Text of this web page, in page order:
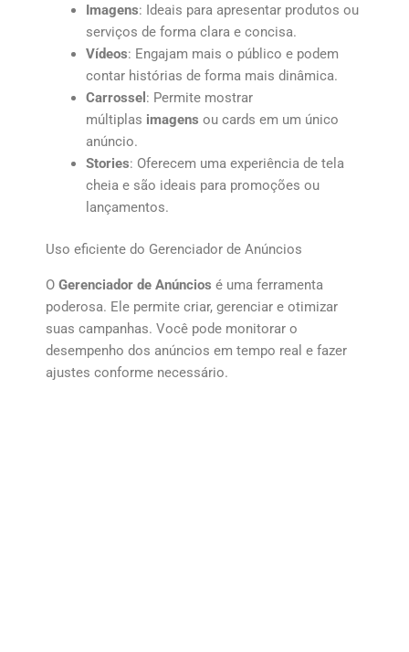
Imagens: Ideais para apresentar produtos ou
serviços de forma clara e concisa.
Vídeos: Engajam mais o público e podem
contar histórias de forma mais dinâmica.
Carrossel : Permite mostrar
múltiplas imagens ou cards em um único
anúncio.
Stories: Oferecem uma experiência de tela
cheia e são ideais para promoções ou
lançamentos.
Uso eficiente do Gerenciador de Anúncios
O Gerenciador de Anúncios é uma ferramenta
poderosa. Ele permite criar, gerenciar e otimizar
suas campanhas. Você pode monitorar o
desempenho dos anúncios em tempo real e fazer
ajustes conforme necessário.